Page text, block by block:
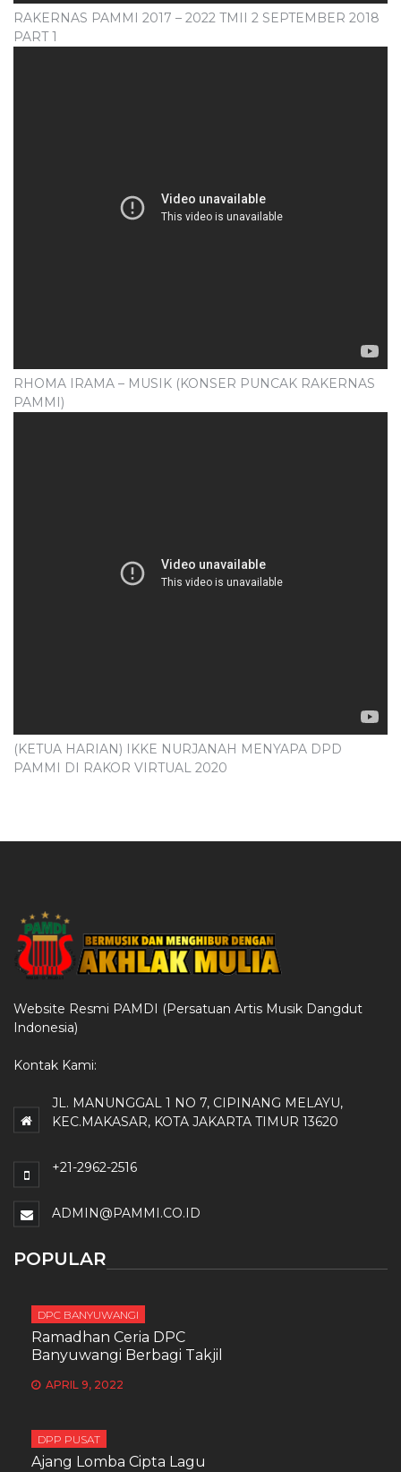
RAKERNAS PAMMI 2017 – 2022 TMII 2 SEPTEMBER 2018
PART 1
RHOMA IRAMA – MUSIK (KONSER PUNCAK RAKERNAS
PAMMI)
(KETUA HARIAN) IKKE NURJANAH MENYAPA DPD
PAMMI DI RAKOR VIRTUAL 2020
Website Resmi PAMDI (Persatuan Artis Musik Dangdut
Indonesia)
Kontak Kami:
JL. MANUNGGAL 1 NO 7, CIPINANG MELAYU,
KEC.MAKASAR, KOTA JAKARTA TIMUR 13620
+21-2962-2516
ADMIN@PAMMI.CO.ID
POPULAR
DPC BANYUWANGI
Ramadhan Ceria DPC
Banyuwangi Berbagi Takjil
APRIL 9, 2022
DPP PUSAT
Ajang Lomba Cipta Lagu